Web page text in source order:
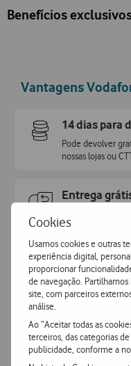
Cookies
Usamos cookies e outras
experiência digital,
proporcionar
de navegação.
site, com parceiros
análise.
Ao “Aceitar todas as
terceiros, das categorias
publicidade, conforme a
Benefícios
Vantagens
14 dias para
Pode devolver
nossas lojas ou
Entrega
seguinte
Pagamento
Pague de forma